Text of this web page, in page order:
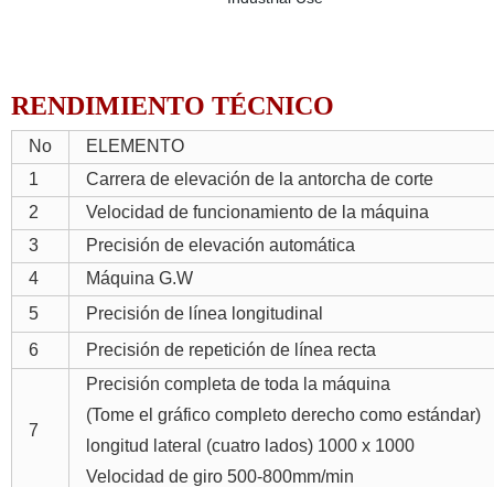
RENDIMIENTO TÉCNICO
No
ELEMENTO
1
Carrera de elevación de la antorcha de corte
2
Velocidad de funcionamiento de la máquina
3
Precisión de elevación automática
4
Máquina G.W
5
Precisión de línea longitudinal
6
Precisión de repetición de línea recta
7
Precisión completa de toda la máquina
(Tome el gráfico completo derecho como estándar)
longitud lateral (cuatro lados) 1000 x 1000
Velocidad de giro 500-800mm/min